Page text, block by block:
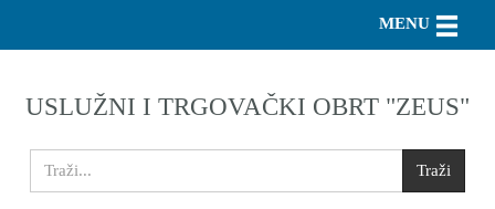
USLUŽNI I TRGOVAČKI OBRT "ZEUS"
MENU Toggle